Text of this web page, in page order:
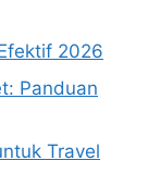
2026
Panduan
Travel